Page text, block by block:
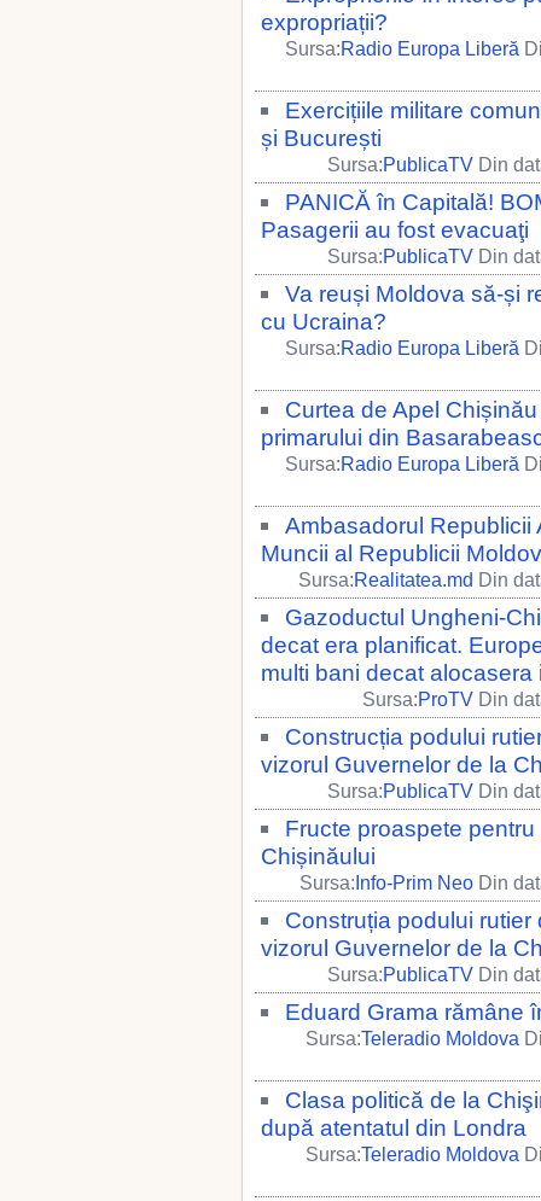
expropriații?
Sursa:Radio Europa Liberă
Exercițiile militare
și București
Sursa:PublicaTV Din
PANICĂ în Capitală!
Pasagerii au fost evacuaţi
Sursa:PublicaTV Din
Va reuși Moldova să-și
cu Ucraina?
Sursa:Radio Europa Liberă
Curtea de Apel
primarului din
Sursa:Radio Europa Liberă
Ambasadorul Republicii
Muncii al Republicii
Sursa:Realitatea.md Din
Gazoductul Ungheni-
decat era planificat.
multi bani decat
Sursa:ProTV Din
Construcția podului
vizorul Guvernelor de la
Sursa:PublicaTV Din
Fructe proaspete
Chișinăului
Sursa:Info-Prim Neo Din
Construția podului
vizorul Guvernelor de la
Sursa:PublicaTV Din
Eduard Grama rămâne
Sursa:Teleradio Moldova
Clasa politică de la
după atentatul din Londra
Sursa:Teleradio Moldova